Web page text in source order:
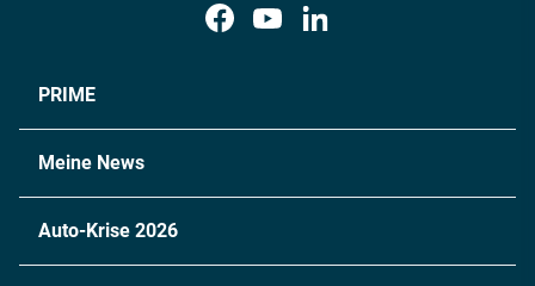
PRIME
Meine News
Auto-Krise 2026